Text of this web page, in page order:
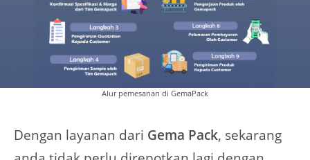
Alur pemesanan di GemaPack
Dengan layanan dari Gema Pack, sekarang